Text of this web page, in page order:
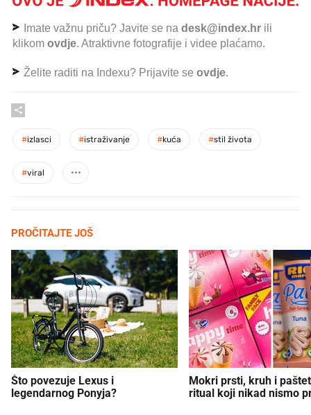
Imate važnu priču? Javite se na desk@index.hr ili
klikom ovdje. Atraktivne fotografije i videe plaćamo.
Želite raditi na Indexu? Prijavite se ovdje.
#izlasci #istraživanje #kuća #stil života
#viral
PROČITAJTE JOŠ
Što povezuje Lexus i
legendarnog Ponyja?
Mokri prsti, kruh i
ritual koji nikad nismo